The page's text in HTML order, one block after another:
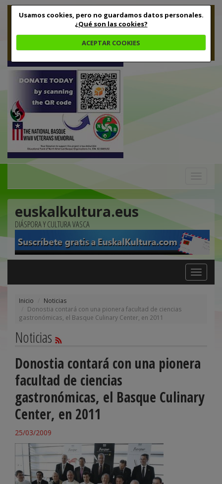
Usamos cookies, pero no guardamos datos personales.
¿Qué son las cookies?
ACEPTAR COOKIES
euskalkultura.eus
DIÁSPORA Y CULTURA VASCA
Toggle
navigation
Inicio
Noticias
Donostia contará con una pionera facultad de ciencias
gastronómicas, el Basque Culinary Center, en 2011
Noticias
Donostia contará con una pionera
facultad de ciencias
gastronómicas, el Basque Culinary
Center, en 2011
25/03/2009